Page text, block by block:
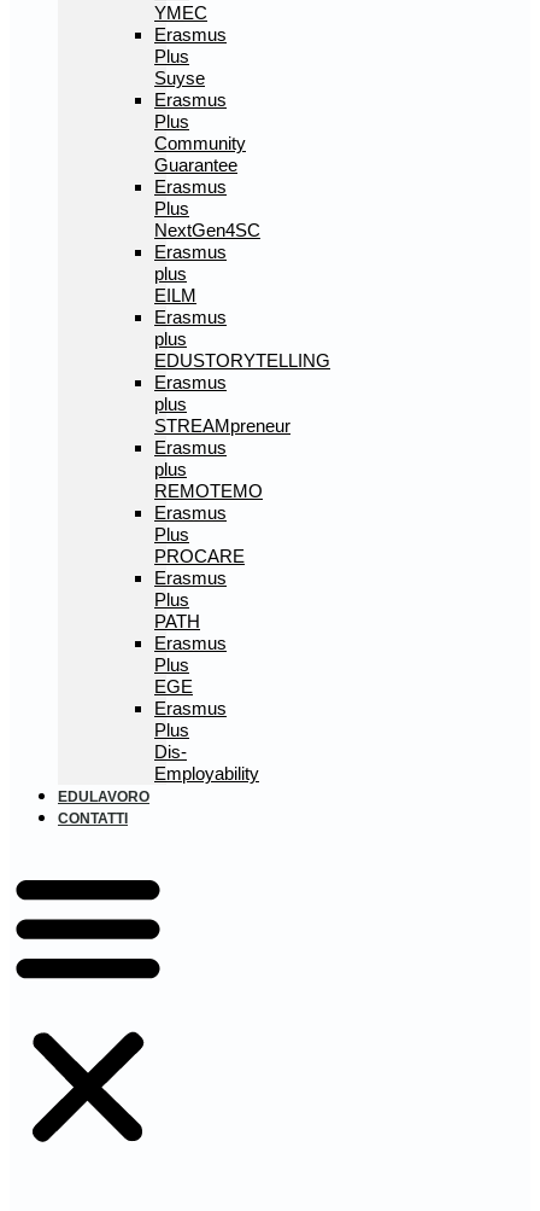
YMEC
Erasmus
Plus
Suyse
Erasmus
Plus
Community
Guarantee
Erasmus
Plus
NextGen4SC
Erasmus
plus
EILM
Erasmus
plus
EDUSTORYTELLING
Erasmus
plus
STREAMpreneur
Erasmus
plus
REMOTEMO
Erasmus
Plus
PROCARE
Erasmus
Plus
PATH
Erasmus
Plus
EGE
Erasmus
Plus
Dis-
Employability
EDULAVORO
CONTATTI